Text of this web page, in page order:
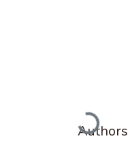
Loading...
Authors